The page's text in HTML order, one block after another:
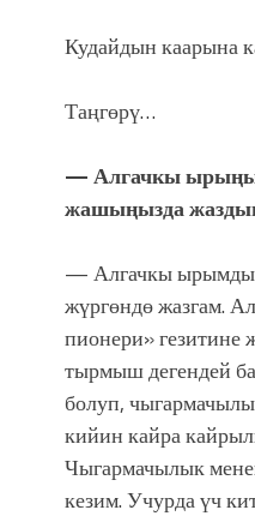
Кудайдын каарына
Таңгөрү…
— Алгачкы
жашыңызда
— Алгачкы ырымды
жүргөндө жазгам.
пионери»
тырмыш дегендей
болуп,
кийин кайра
Чыгармачылык
кезим. Учурда үч